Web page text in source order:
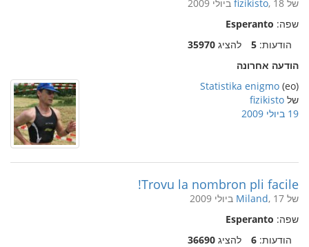
של fizikisto, 18 ביולי 2009
שפה: Esperanto
הודעות: 5 להציג 35970
הודעה אחרונה
(eo)
Statistika enigmo
של fizikisto
19 ביולי 2009
Trovu la nombron pli facile!
של Miland, 17 ביולי 2009
שפה: Esperanto
הודעות: 6 להציג 36690